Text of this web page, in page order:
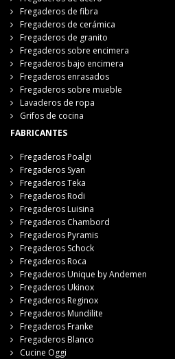
Fregaderos de fibra
Fregaderos de cerámica
Fregaderos de granito
Fregaderos sobre encimera
Fregaderos bajo encimera
Fregaderos enrasados
Fregaderos sobre mueble
Lavaderos de ropa
Grifos de cocina
FABRICANTES
Fregaderos Poalgi
Fregaderos Syan
Fregaderos Teka
Fregaderos Rodi
Fregaderos Luisina
Fregaderos Chambord
Fregaderos Pyramis
Fregaderos Schock
Fregaderos Roca
Fregaderos Unique by Andemen
Fregaderos Ukinox
Fregaderos Reginox
Fregaderos Mundilite
Fregaderos Franke
Fregaderos Blanco
Cucine Oggi